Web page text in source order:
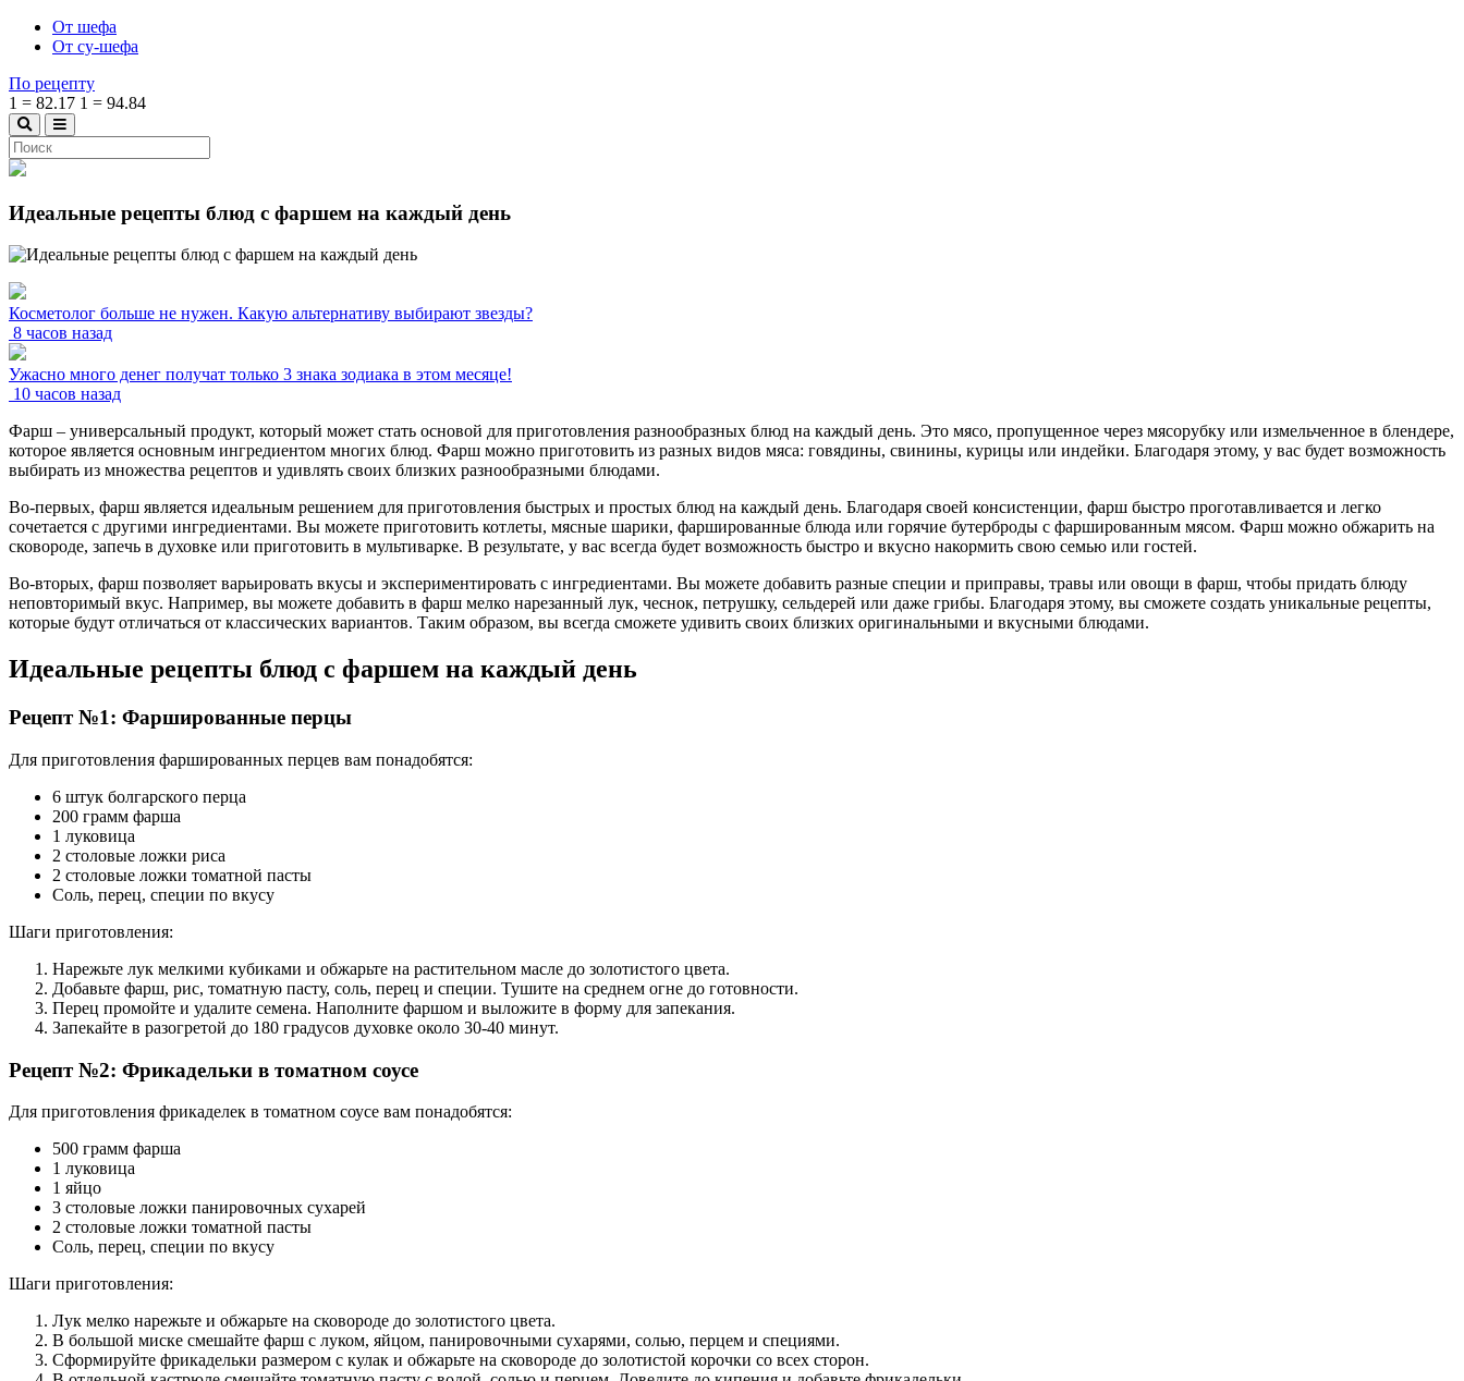
От шефа
От су-шефа
По рецепту
1 = 82.17 1 = 94.84
Идеальные рецепты блюд с фаршем на каждый день
Косметолог больше не нужен. Какую альтернативу выбирают звезды?
8 часов назад
Ужасно много денег получат только 3 знака зодиака в этом месяце!
10 часов назад
Фарш – универсальный продукт, который может стать основой для приготовления разнообразных блюд на каждый день. Это мясо, пропущенное через мясорубку или измельченное в блендере,
которое является основным ингредиентом многих блюд. Фарш можно приготовить из разных видов мяса: говядины, свинины, курицы или индейки. Благодаря этому, у вас будет возможность
выбирать из множества рецептов и удивлять своих близких разнообразными блюдами.
Во-первых, фарш является идеальным решением для приготовления быстрых и простых блюд на каждый день. Благодаря своей консистенции, фарш быстро проготавливается и легко
сочетается с другими ингредиентами. Вы можете приготовить котлеты, мясные шарики, фаршированные блюда или горячие бутерброды с фаршированным мясом. Фарш можно обжарить на
сковороде, запечь в духовке или приготовить в мультиварке. В результате, у вас всегда будет возможность быстро и вкусно накормить свою семью или гостей.
Во-вторых, фарш позволяет варьировать вкусы и экспериментировать с ингредиентами. Вы можете добавить разные специи и приправы, травы или овощи в фарш, чтобы придать блюду
неповторимый вкус. Например, вы можете добавить в фарш мелко нарезанный лук, чеснок, петрушку, сельдерей или даже грибы. Благодаря этому, вы сможете создать уникальные рецепты,
которые будут отличаться от классических вариантов. Таким образом, вы всегда сможете удивить своих близких оригинальными и вкусными блюдами.
Идеальные рецепты блюд с фаршем на каждый день
Рецепт №1: Фаршированные перцы
Для приготовления фаршированных перцев вам понадобятся:
6 штук болгарского перца
200 грамм фарша
1 луковица
2 столовые ложки риса
2 столовые ложки томатной пасты
Соль, перец, специи по вкусу
Шаги приготовления:
Нарежьте лук мелкими кубиками и обжарьте на растительном масле до золотистого цвета.
Добавьте фарш, рис, томатную пасту, соль, перец и специи. Тушите на среднем огне до готовности.
Перец промойте и удалите семена. Наполните фаршом и выложите в форму для запекания.
Запекайте в разогретой до 180 градусов духовке около 30-40 минут.
Рецепт №2: Фрикадельки в томатном соусе
Для приготовления фрикаделек в томатном соусе вам понадобятся:
500 грамм фарша
1 луковица
1 яйцо
3 столовые ложки панировочных сухарей
2 столовые ложки томатной пасты
Соль, перец, специи по вкусу
Шаги приготовления:
Лук мелко нарежьте и обжарьте на сковороде до золотистого цвета.
В большой миске смешайте фарш с луком, яйцом, панировочными сухарями, солью, перцем и специями.
Сформируйте фрикадельки размером с кулак и обжарьте на сковороде до золотистой корочки со всех сторон.